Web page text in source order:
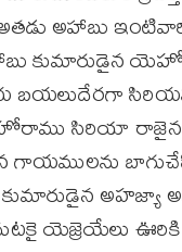
అహాబు
కుమారుడైన
బయలుదేరగా
సిరియా రాజైన
గాయములను
అహజ్యా
యెజ్రెయేలు ఊరికి